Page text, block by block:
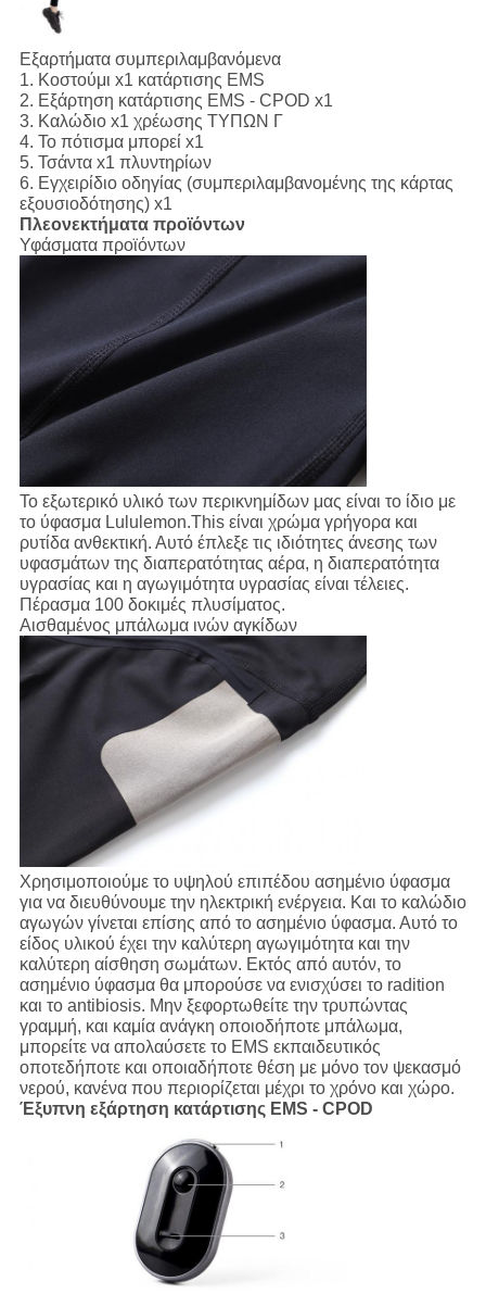
Εξαρτήματα συμπεριλαμβανόμενα
1. Κοστούμι x1 κατάρτισης EMS
2. Εξάρτηση κατάρτισης EMS - CPOD x1
3. Καλώδιο x1 χρέωσης ΤΥΠΩΝ Γ
4. Το πότισμα μπορεί x1
5. Τσάντα x1 πλυντηρίων
6. Εγχειρίδιο οδηγίας (συμπεριλαμβανομένης της κάρτας
εξουσιοδότησης) x1
Πλεονεκτήματα προϊόντων
Υφάσματα προϊόντων
Το εξωτερικό υλικό των περικνημίδων μας είναι το ίδιο με
το ύφασμα Lululemon.This είναι χρώμα γρήγορα και
ρυτίδα ανθεκτική. Αυτό έπλεξε τις ιδιότητες άνεσης των
υφασμάτων της διαπερατότητας αέρα, η διαπερατότητα
υγρασίας και η αγωγιμότητα υγρασίας είναι τέλειες.
Πέρασμα 100 δοκιμές πλυσίματος.
Αισθαμένος μπάλωμα ινών αγκίδων
Χρησιμοποιούμε το υψηλού επιπέδου ασημένιο ύφασμα
για να διευθύνουμε την ηλεκτρική ενέργεια. Και το καλώδιο
αγωγών γίνεται επίσης από το ασημένιο ύφασμα. Αυτό το
είδος υλικού έχει την καλύτερη αγωγιμότητα και την
καλύτερη αίσθηση σωμάτων. Εκτός από αυτόν, το
ασημένιο ύφασμα θα μπορούσε να ενισχύσει το radition
και το antibiosis. Μην ξεφορτωθείτε την τρυπώντας
γραμμή, και καμία ανάγκη οποιοδήποτε μπάλωμα,
μπορείτε να απολαύσετε το EMS εκπαιδευτικός
οποτεδήποτε και οποιαδήποτε θέση με μόνο τον ψεκασμό
νερού, κανένα που περιορίζεται μέχρι το χρόνο και χώρο.
Έξυπνη εξάρτηση κατάρτισης EMS - CPOD